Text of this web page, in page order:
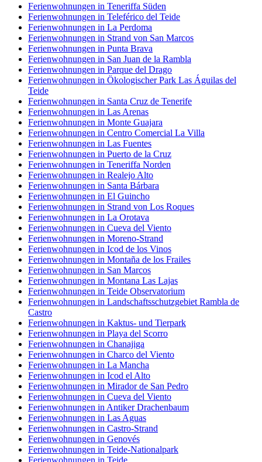
Ferienwohnungen in Teneriffa Süden
Ferienwohnungen in Teleférico del Teide
Ferienwohnungen in La Perdoma
Ferienwohnungen in Strand von San Marcos
Ferienwohnungen in Punta Brava
Ferienwohnungen in San Juan de la Rambla
Ferienwohnungen in Parque del Drago
Ferienwohnungen in Ökologischer Park Las Águilas del
Teide
Ferienwohnungen in Santa Cruz de Tenerife
Ferienwohnungen in Las Arenas
Ferienwohnungen in Monte Guajara
Ferienwohnungen in Centro Comercial La Villa
Ferienwohnungen in Las Fuentes
Ferienwohnungen in Puerto de la Cruz
Ferienwohnungen in Teneriffa Norden
Ferienwohnungen in Realejo Alto
Ferienwohnungen in Santa Bárbara
Ferienwohnungen in El Guincho
Ferienwohnungen in Strand von Los Roques
Ferienwohnungen in La Orotava
Ferienwohnungen in Cueva del Viento
Ferienwohnungen in Moreno-Strand
Ferienwohnungen in Icod de los Vinos
Ferienwohnungen in Montaña de los Frailes
Ferienwohnungen in San Marcos
Ferienwohnungen in Montana Las Lajas
Ferienwohnungen in Teide Observatorium
Ferienwohnungen in Landschaftsschutzgebiet Rambla de
Castro
Ferienwohnungen in Kaktus- und Tierpark
Ferienwohnungen in Playa del Scorro
Ferienwohnungen in Chanajiga
Ferienwohnungen in Charco del Viento
Ferienwohnungen in La Mancha
Ferienwohnungen in Icod el Alto
Ferienwohnungen in Mirador de San Pedro
Ferienwohnungen in Cueva del Viento
Ferienwohnungen in Antiker Drachenbaum
Ferienwohnungen in Las Aguas
Ferienwohnungen in Castro-Strand
Ferienwohnungen in Genovés
Ferienwohnungen in Teide-Nationalpark
Ferienwohnungen in Teide